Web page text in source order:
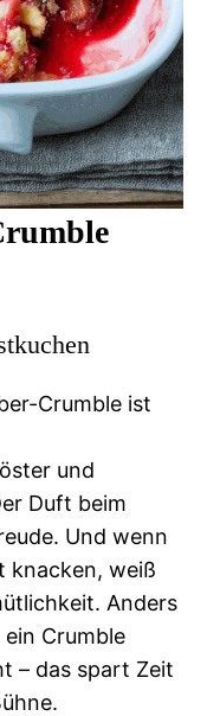
Crumble ist
und
Duft beim
Und wenn
knacken, weiß
Anders
Crumble
– das spart Zeit